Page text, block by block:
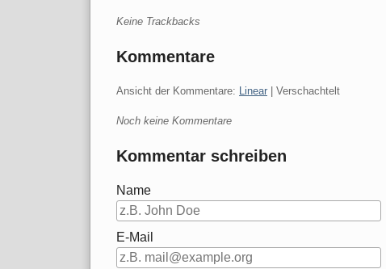
Keine Trackbacks
Kommentare
Ansicht der Kommentare: Linear | Verschachtelt
Noch keine Kommentare
Kommentar schreiben
Name
E-Mail